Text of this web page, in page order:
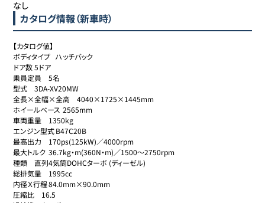
なし
カタログ情報（新車時）
【カタログ値】
ボディタイプ	ハッチバック
ドア数	5ドア
乗員定員	5名
型式	3DA-XV20MW
全長×全幅×全高	4040×1725×1445mm
ホイールベース	2565mm
車両重量	1350kg
エンジン型式	B47C20B
最高出力	170ps(125kW)／4000rpm
最大トルク	36.7kg・m(360N・m)／1500～2750rpm
種類	直列4気筒DOHCターボ (ディーゼル)
総排気量	1995cc
内径Ｘ行程	84.0mm×90.0mm
圧縮比	16.5